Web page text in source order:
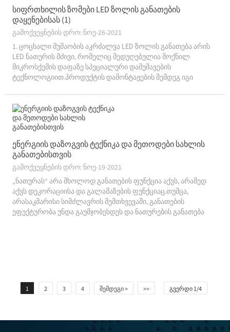
სიფრთხილის ზომები LED ზოლის განათების
დაყენებისას (1)
გამოქვეყნების დრო: ნოე-26-2021
1. ცოცხალი მუშაობის აკრძალვა LED ზოლის განათება არის
LED ნათურის მძივი, რომელიც შედუღებულია მოქნილ
მიკროსქემის დაფაზე სპეციალური დამუშავების
ტექნოლოგიით.პროდუქტის დამონტაჟების შემდეგ იგი
დეკორატიული განათებისთვის.ჩვეულებრივი ტიპებია 12 ვ და
24 ვ დაბალვოლტი...
ენერგიის დაზოგვის ტექნიკა და მეთოდები სახლის
განათებისთვის
გამოქვეყნების დრო: ნოე-19-2021
„ნათურას“ არა მხოლოდ განათების ფუნქცია აქვს, არამედ
აქვს დეკორაციისა და გალამაზების ფუნქციაც.თუმცა,
არასაკმარისი სიმძლავრის შემთხვევაში, განათების
ეფექტურობა უნდა გაუმჯობესდეს და ნათურების განათება
1 2 3 4 შემდეგი > >> ᲒᲕᲔᲠᲓᲘ 1/4